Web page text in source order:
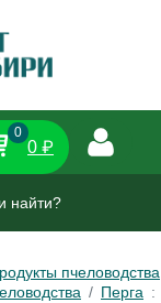
0
0 ₽
пчеловодства
Перга